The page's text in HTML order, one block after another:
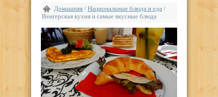
Домашняя / Национальные блюда и еда /
Венгерская кухня и самые вкусные блюда